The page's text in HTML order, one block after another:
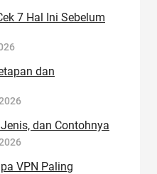
7 Hal Ini Sebelum
dan
dan Contohnya
VPN Paling